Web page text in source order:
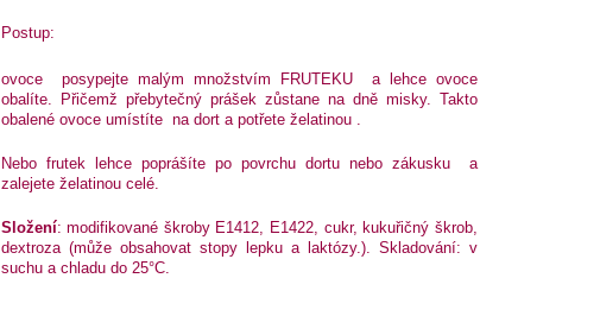
Postup:
ovoce posypejte malým množstvím FRUTEKU a lehce ovoce
obalíte. Přičemž přebytečný prášek zůstane na dně misky. Takto
obalené ovoce umístíte na dort a potřete želatinou .
Nebo frutek lehce poprášíte po povrchu dortu nebo zákusku a
zalejete želatinou celé.
Složení: modifikované škroby E1412, E1422, cukr, kukuřičný škrob,
dextroza (může obsahovat stopy lepku a laktózy.). Skladování: v
suchu a chladu do 25°C.